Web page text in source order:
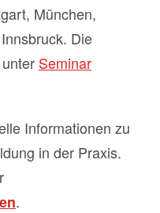
München,
Die
Seminar
Informationen zu
in der Praxis.
.